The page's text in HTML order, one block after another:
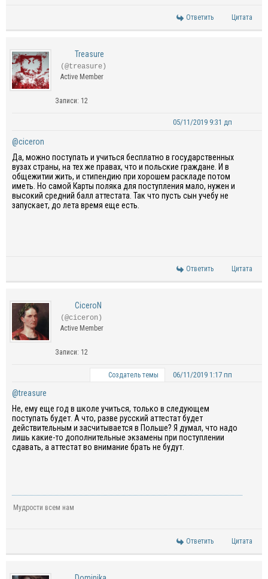
Ответить Цитата
Treasure
(@treasure)
Active Member
Записи: 12
05/11/2019 9:31 дп
@ciceron
Да, можно поступать и учиться бесплатно в государственных
вузах страны, на тех же правах, что и польские граждане. И в
общежитии жить, и стипендию при хорошем раскладе потом
иметь. Но самой Карты поляка для поступления мало, нужен и
высокий средний балл аттестата. Так что пусть сын учебу не
запускает, до лета время еще есть.
Ответить Цитата
CiceroN
(@ciceron)
Active Member
Записи: 12
Создатель темы 06/11/2019 1:17 пп
@treasure
Не, ему еще год в школе учиться, только в следующем
поступать будет. А что, разве русский аттестат будет
действительным и засчитывается в Польше? Я думал, что надо
лишь какие-то дополнительные экзамены при поступлении
сдавать, а аттестат во внимание брать не будут.
Мудрости всем нам
Ответить Цитата